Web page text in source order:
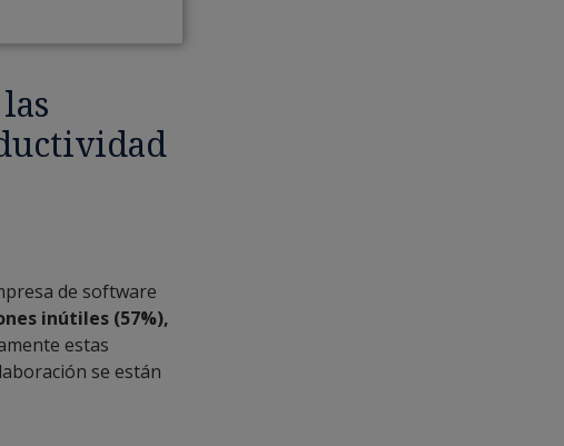
de software
inútiles (57%),
estas
se están